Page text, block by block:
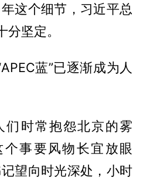
这个细节，习近平总
坚定。
蓝”已逐渐成为人
们时常抱怨北京的雾
事要风物长宜放眼
望向时光深处，小时